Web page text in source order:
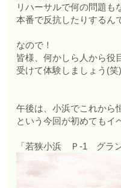
リハーサルで何の問題も
本番で反抗したりするん
なので！
皆様、何かしら人から役
受けて体験しましょう(笑)
午後は、小浜でこれから
という今回が初めてもイ
「若狭小浜 Ｐ-1 グラ